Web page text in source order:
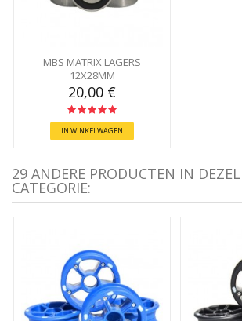
MBS MATRIX LAGERS
12X28MM
20,00 €
IN WINKELWAGEN
29 ANDERE PRODUCTEN IN
CATEGORIE: